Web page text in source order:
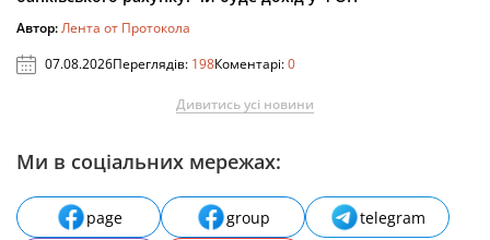
Автор:Лента от Протокола
07.08.2026Переглядів: 198Коментарі:0
Дивитись усі новини
Ми в соціальних мережах:
page group
telegram